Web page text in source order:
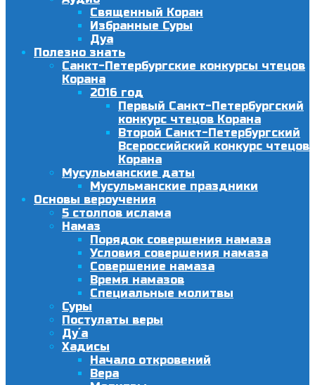
Священный Коран
Избранные Суры
Дуа
Полезно знать
Санкт-Петербургские конкурсы чтецов
Корана
2016 год
Первый Санкт-Петербургский
конкурс чтецов Корана
Второй Санкт-Петербургский
Всероссийский конкурс чтецов
Корана
Мусульманские даты
Мусульманские праздники
Основы вероучения
5 столпов ислама
Намаз
Порядок совершения намаза
Условия совершения намаза
Совершение намаза
Время намазов
Специальные молитвы
Суры
Постулаты веры
Ду´а
Хадисы
Начало откровений
Вера